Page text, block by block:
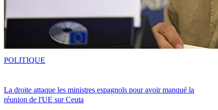
La droite attaque les ministres espagnols pour avoir manqué la
réunion de l'UE sur Ceuta
POLITIQUE